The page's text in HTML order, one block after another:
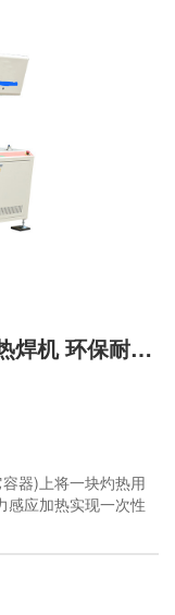
高频感应焊接设备 高频感应加热焊机 环保耐用钎焊机
器)上将一块灼热用
感应加热实现一次性